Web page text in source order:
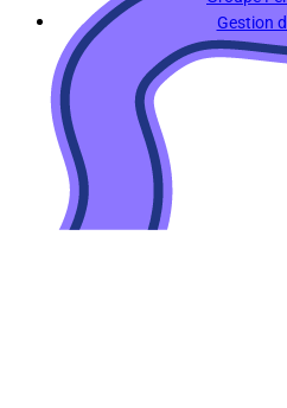
Gestion